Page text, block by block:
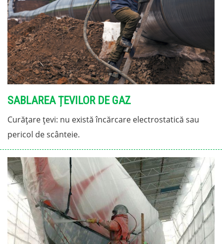
SABLAREA ȚEVILOR DE GAZ
Curățare țevi: nu există încărcare electrostatică sau
pericol de scânteie.